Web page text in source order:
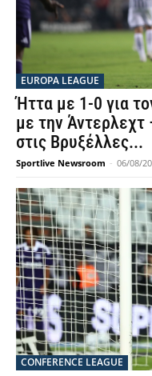
EUROPA LEAGUE
Ήττα με 1-0 για
με την Άντερλεχτ
στις Βρυξέλλες...
Sportlive Newsroom - 06/08/
CONFERENCE LEAGUE